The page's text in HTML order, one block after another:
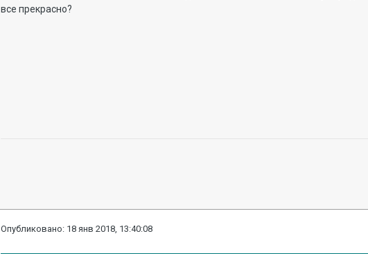
все прекрасно?
Опубликовано: 18 янв 2018, 13:40:08